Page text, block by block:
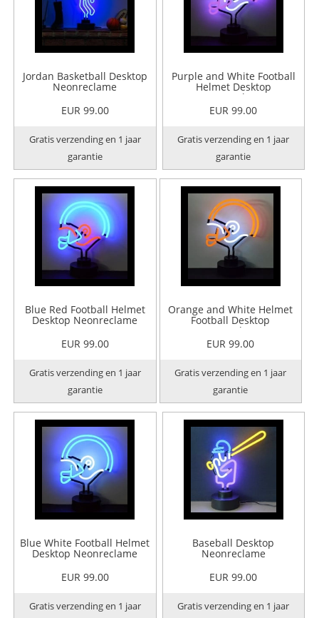
Jordan Basketball Desktop
Neonreclame
EUR 99.00
Gratis verzending en 1 jaar
garantie
Purple and White Football
Helmet Desktop
Neonreclame
EUR 99.00
Gratis verzending en 1 jaar
garantie
Blue Red Football Helmet
Desktop Neonreclame
EUR 99.00
Gratis verzending en 1 jaar
garantie
Orange and White Helmet
Football Desktop
Neonreclame
EUR 99.00
Gratis verzending en 1 jaar
garantie
Blue White Football Helmet
Desktop Neonreclame
EUR 99.00
Gratis verzending en 1 jaar
Baseball Desktop
Neonreclame
EUR 99.00
Gratis verzending en 1 jaar